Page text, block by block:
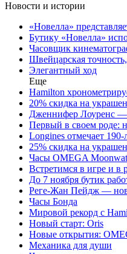
Новости и истории
«Новелла»
Бутику «Новелла»
Часовщик
Швейцарская
Элегантный ход
Еще
Hamilton
20% скидка на
Дженнифер Лоуренс —
Первый в своем роде:
Longines отмечает
25% скидка на
Часы OMEGA
Встретимся в игре и в
До 7 ноября бутик
Реге-Жан Пейдж —
Часы Бонда
Мировой рекорд с
Новый старт: Oris
Новые открытия:
Механика для души